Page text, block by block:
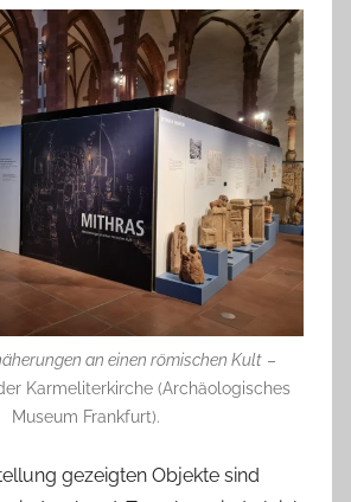
an einen römischen Kult–
Karmeliterkirche (Archäologisches
Museum Frankfurt).
gezeigten Objekte sind